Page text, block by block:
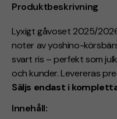
Produktbeskrivning
Lyxigt gåvoset 2025/
noter av yoshino-
svart ris – perfekt som
och kunder. Levereras
Säljs endast i
Innehåll: